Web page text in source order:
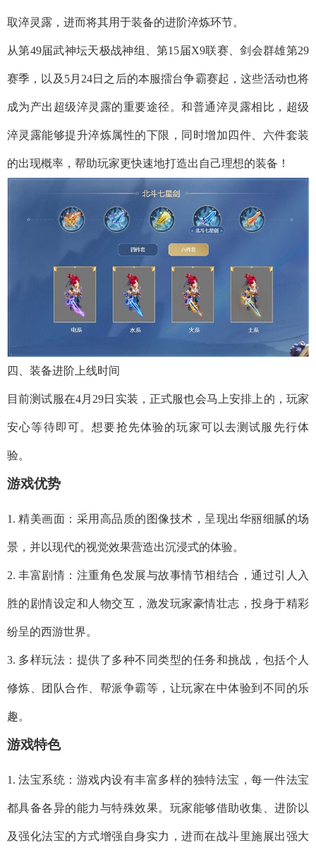
取淬灵露，进而将其用于装备的进阶淬炼环节。
从第49届武神坛天极战神组、第15届X9联赛、剑会群雄第29
赛季，以及5月24日之后的本服擂台争霸赛起，这些活动也将
成为产出超级淬灵露的重要途径。和普通淬灵露相比，超级
淬灵露能够提升淬炼属性的下限，同时增加四件、六件套装
的出现概率，帮助玩家更快速地打造出自己理想的装备！
四、装备进阶上线时间
目前测试服在4月29日实装，正式服也会马上安排上的，玩家
安心等待即可。想要抢先体验的玩家可以去测试服先行体
验。
游戏优势
1. 精美画面：采用高品质的图像技术，呈现出华丽细腻的场
景，并以现代的视觉效果营造出沉浸式的体验。
2. 丰富剧情：注重角色发展与故事情节相结合，通过引人入
胜的剧情设定和人物交互，激发玩家豪情壮志，投身于精彩
纷呈的西游世界。
3. 多样玩法：提供了多种不同类型的任务和挑战，包括个人
修炼、团队合作、帮派争霸等，让玩家在中体验到不同的乐
趣。
游戏特色
1. 法宝系统：游戏内设有丰富多样的独特法宝，每一件法宝
都具备各异的能力与特殊效果。玩家能够借助收集、进阶以
及强化法宝的方式增强自身实力，进而在战斗里施展出强大